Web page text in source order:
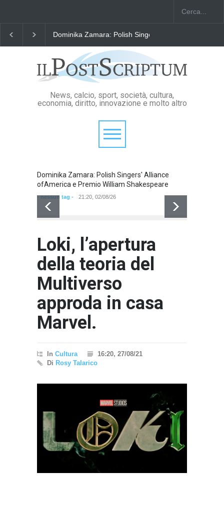
Dominika Zamara: Polish Singers' Alliance ofAmerica
News, calcio, sport, società, cultura,
economia, diritto, innovazione e molto altro
Dominika Zamara: Polish Singers' Alliance
ofAmerica e Premio William Shakespeare
- nessun tag - 21:20, 02/08/26
Loki, l’apertura
della teoria del
Multiverso
approda in casa
Marvel.
In Cultura
16:20, 27/08/21
Di Rosy Talarico